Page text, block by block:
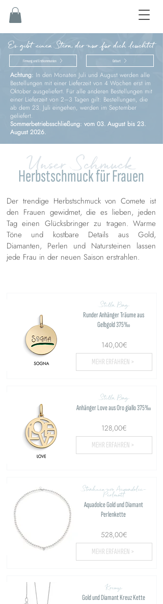
Es gibt einen Stern, der nur für dich leuchtet
Firmung und Erstkommunion Geburt
Achtung: In den Monaten Juli und August werden alle
Bestellungen mit einer Lieferzeit von 4 Wochen erst im
Oktober ausgeliefert. Für alle anderen Bestellungen mit
einer Lieferzeit von 2–3 Tagen gilt: Bestellungen, die
ab dem 23. Juli eingehen, werden im September
geliefert.
Sommerbetriebsschließung: vom 03. August bis 23.
August 2026.
Herbstschmuck für Frauen
Unser Schmuck
Der trendige Herbstschmuck von Comete ist
den Frauen gewidmet, die es lieben, jeden
Tag einen Glücksbringer zu tragen. Warme
Töne und kostbare Details aus Gold,
Diamanten, Perlen und Natursteinen lassen
jede Frau in der neuen Saison erstrahlen.
Stella Bag
Runder Anhänger Träume aus
Gelbgold 375‰
140,00€
MEHR ERFAHREN >
Stella Bag
Anhänger Love aus Oro giallo 375‰
128,00€
MEHR ERFAHREN >
Strähnen von Acquadolce-
Perlmutt
Aquadolce Gold und Diamant
Perlenkette
528,00€
MEHR ERFAHREN >
Kreuze
Gold und Diamant Kreuz Kette